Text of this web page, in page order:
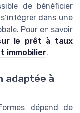
de bénéficier
dans une
Pour en savoir
le prêt à taux
immobilier.
adaptée à
dépend de